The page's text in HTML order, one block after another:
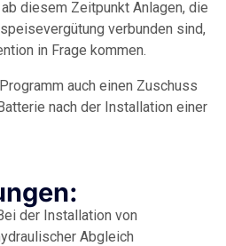
diesem Zeitpunkt Anlagen, die
verbunden sind,
in Frage kommen.
auch einen Zuschuss
nach der Installation einer
der Installation von
Abgleich